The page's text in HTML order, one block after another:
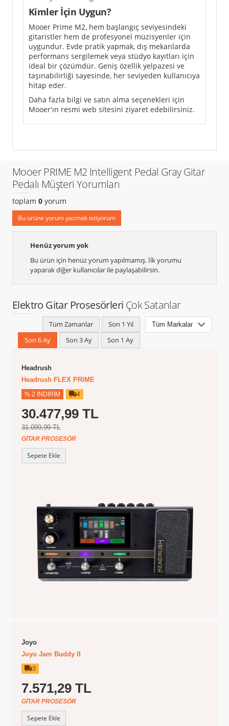
Kimler İçin Uygun?
Mooer Prime M2, hem başlangıç seviyesindeki
gitaristler hem de profesyonel müzisyenler için
uygundur. Evde pratik yapmak, dış mekanlarda
performans sergilemek veya stüdyo kayıtları için
ideal bir çözümdür. Geniş özellik yelpazesi ve
taşınabilirliği sayesinde, her seviyeden kullanıcıya
hitap eder.
Daha fazla bilgi ve satın alma seçenekleri için
Mooer'ın resmi web sitesini ziyaret edebilirsiniz.
Mooer PRIME M2 Intelligent Pedal Gray Gitar
Pedalı Müşteri Yorumları
toplam 0 yorum
Bu ürüne yorum yazmak istiyorum
Henüz yorum yok
Bu ürün için henüz yorum yapılmamış. İlk yorumu
yaparak diğer kullanıcılar ile paylaşabilirsin.
Elektro Gitar Prosesörleri Çok Satanlar
Tüm Zamanlar
Son 1 Yıl
Son 6 Ay
Son 3 Ay Son 1 Ay
Headrush
Headrush FLEX PRIME
% 2 İNDIRIM 4
30.477,99 TL
31.099,99 TL
GITAR PROSESÖR
Sepete Ekle
Joyo
Joyo Jam Buddy II
3
7.571,29 TL
GITAR PROSESÖR
Sepete Ekle